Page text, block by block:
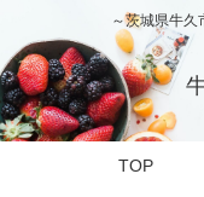
～茨城県牛久
TOP